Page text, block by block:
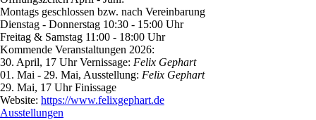
Montags geschlossen bzw. nach Vereinbarung
Dienstag - Donnerstag 10:30 - 15:00 Uhr
Freitag & Samstag 11:00 - 18:00 Uhr
Kommende Veranstaltungen 2026:
30. April, 17 Uhr Vernissage: Felix Gephart
01. Mai - 29. Mai, Ausstellung: Felix Gephart
29. Mai, 17 Uhr Finissage
Website: https://www.felixgephart.de
Ausstellungen